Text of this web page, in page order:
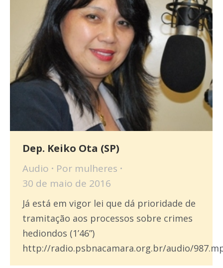
Dep. Keiko Ota (SP)
Audio Por mulheres
30 de maio de 2016
Já está em vigor lei que dá prioridade de
tramitação aos processos sobre crimes
hediondos (1’46”)
http://radio.psbnacamara.org.br/audio/